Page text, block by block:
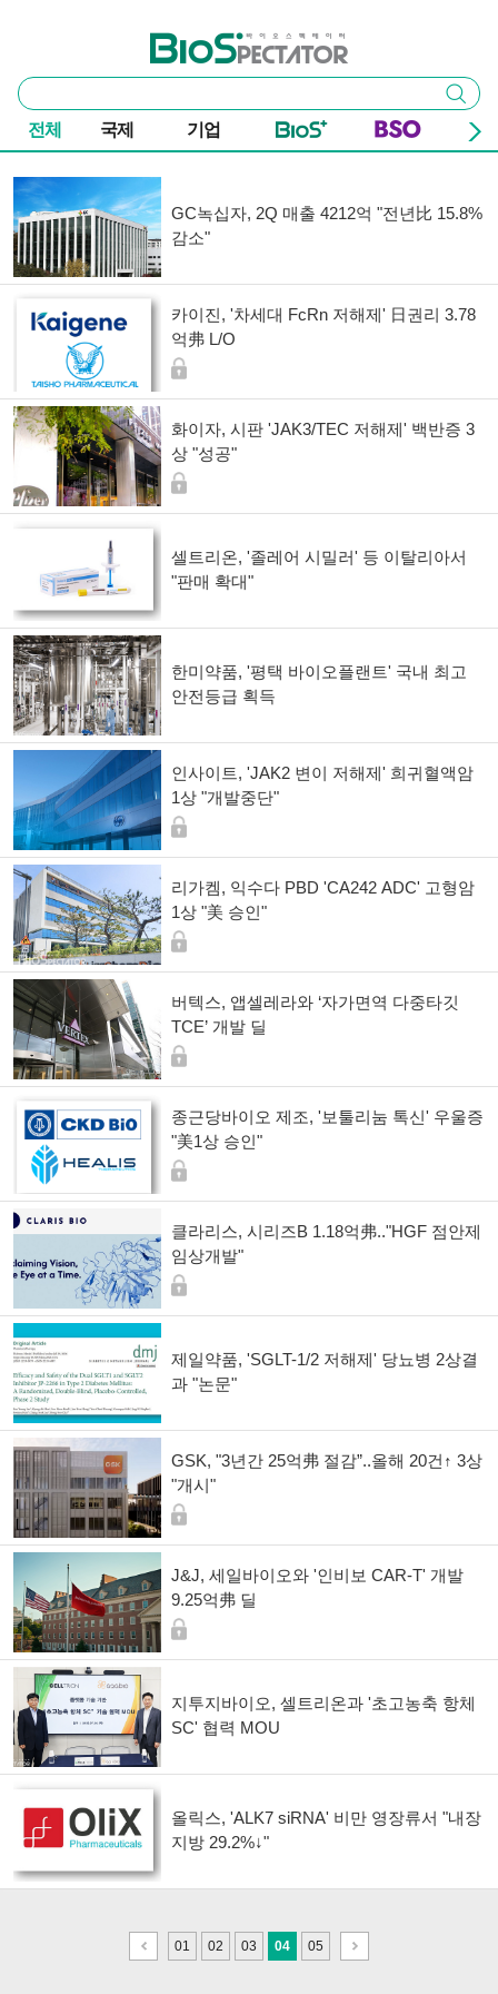
바이오스펙테이터
통
합
검
색
검색
전체 국제 기업
GC녹십자, 2Q 매출 4212억 "전년比 15.8%
감소"
카이진, '차세대 FcRn 저해제' 日권리 3.78
억弗 L/O
화이자, 시판 'JAK3/TEC 저해제' 백반증 3
상 "성공"
셀트리온, '졸레어 시밀러' 등 이탈리아서
"판매 확대"
한미약품, '평택 바이오플랜트' 국내 최고
안전등급 획득
인사이트, 'JAK2 변이 저해제' 희귀혈액암
1상 "개발중단"
리가켐, 익수다 PBD 'CA242 ADC' 고형암
1상 "美 승인"
버텍스, 앱셀레라와 ‘자가면역 다중타깃
TCE’ 개발 딜
종근당바이오 제조, '보툴리눔 톡신' 우울증
"美1상 승인"
클라리스, 시리즈B 1.18억弗.."HGF 점안제
임상개발"
제일약품, 'SGLT-1/2 저해제' 당뇨병 2상결
과 "논문"
GSK, "3년간 25억弗 절감”..올해 20건↑ 3상
"개시"
J&J, 세일바이오와 '인비보 CAR-T' 개발
9.25억弗 딜
지투지바이오, 셀트리온과 '초고농축 항체
SC' 협력 MOU
올릭스, 'ALK7 siRNA' 비만 영장류서 "내장
지방 29.2%↓"
이
전
01 02 03 04 05
다
음